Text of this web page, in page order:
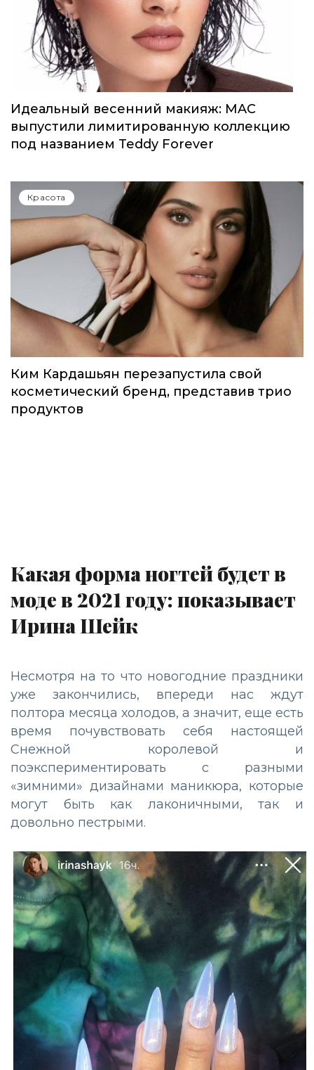
Идеальный весенний макияж: MAC
выпустили лимитированную коллекцию
под названием Teddy Forever
Красота
Ким Кардашьян перезапустила свой
косметический бренд, представив трио
продуктов
Какая форма ногтей будет в
моде в 2021 году: показывает
Ирина Шейк
Несмотря на то что новогодние праздники
уже закончились, впереди нас ждут
полтора месяца холодов, а значит, еще есть
время почувствовать себя настоящей
Снежной королевой и
поэкспериментировать с разными
«зимними» дизайнами маникюра, которые
могут быть как лаконичными, так и
довольно пестрыми.